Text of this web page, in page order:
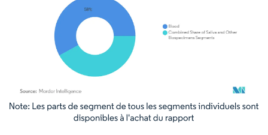
Image © Mordor Intelligence. La réutilisation nécessite une attribution sous CC BY